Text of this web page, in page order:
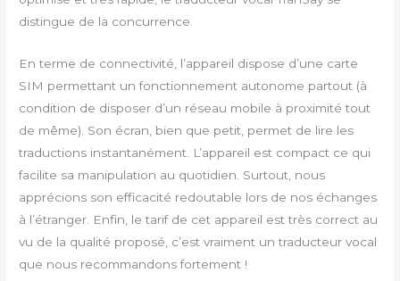
distingue de la concurrence.
En terme de connectivité, l’appareil dispose d’une carte
SIM permettant un fonctionnement autonome partout (à
condition de disposer d’un réseau mobile à proximité tout
de même). Son écran, bien que petit, permet de lire les
traductions instantanément. L’appareil est compact ce qui
facilite sa manipulation au quotidien. Surtout, nous
apprécions son efficacité redoutable lors de nos échanges
à l’étranger. Enfin, le tarif de cet appareil est très correct au
vu de la qualité proposé, c’est vraiment un traducteur vocal
que nous recommandons fortement !